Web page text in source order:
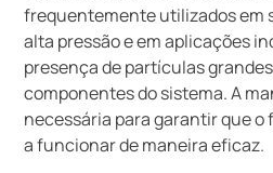
frequentemente utilizados em
alta pressão e em aplicações
presença de partículas
componentes do sistema. A
necessária para garantir que
a funcionar de maneira eficaz.